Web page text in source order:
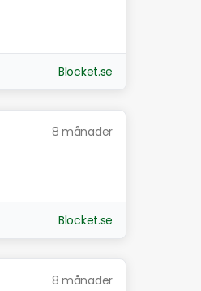
Blocket.se
8 månader
Blocket.se
8 månader